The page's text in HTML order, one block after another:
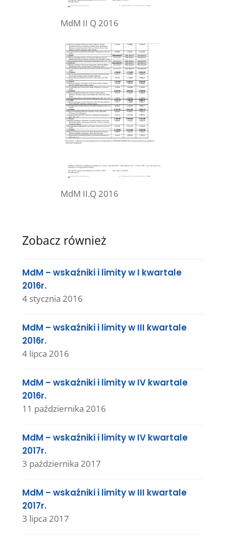
MdM II Q 2016
MdM II.Q 2016
Zobacz również
MdM – wskaźniki i limity w I kwartale
2016r.
4 stycznia 2016
MdM – wskaźniki i limity w III kwartale
2016r.
4 lipca 2016
MdM – wskaźniki i limity w IV kwartale
2016r.
11 października 2016
MdM – wskaźniki i limity w IV kwartale
2017r.
3 października 2017
MdM – wskaźniki i limity w III kwartale
2017r.
3 lipca 2017